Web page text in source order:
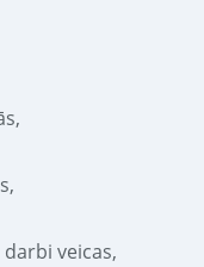
darbi veicas,